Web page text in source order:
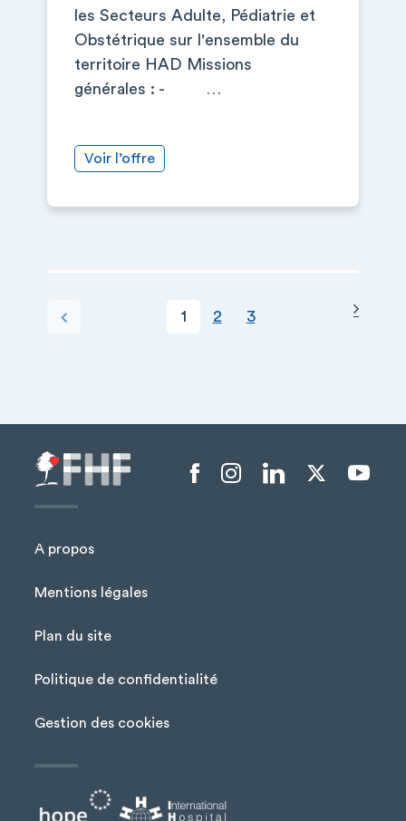
les Secteurs Adulte, Pédiatrie et
Obstétrique sur l'ensemble du
territoire HAD Missions
générales : - …
Voir l’offre
PAGINATION
Page précédente Page courante
1 Page
2 Page
3
Page
Menu Pied de page
A propos
Mentions légales
Plan du site
Politique de confidentialité
Gestion des cookies
Menu liens sociaux